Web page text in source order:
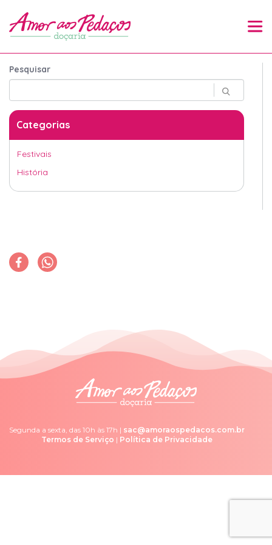
Pesquisar
Categorias
Festivais
História
Segunda a sexta, das 10h às 17h | sac@amoraospedacos.com.br
Termos de Serviço | Política de Privacidade